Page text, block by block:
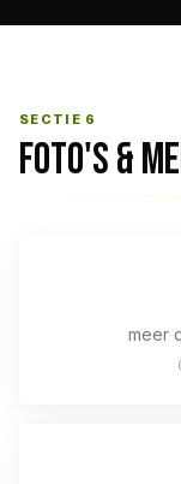
SECTIE 6
FOTO'S &
meer